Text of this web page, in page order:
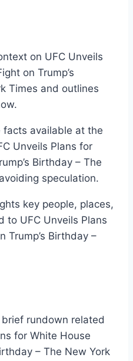
on UFC Unveils
on Trump’s
Times and outlines
facts available at the
Unveils Plans for
Birthday – The
speculation.
key people, places,
to UFC Unveils Plans
Trump’s Birthday –
rundown related
for White House
– The New York